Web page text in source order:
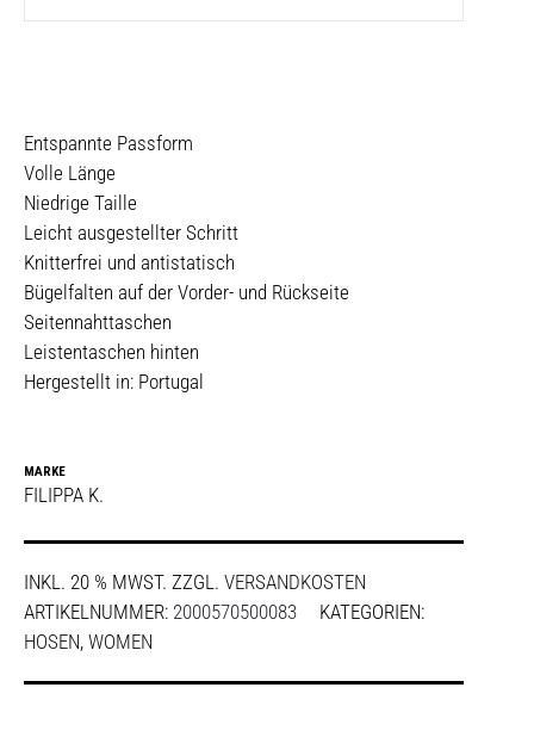
Entspannte Passform
Volle Länge
Niedrige Taille
Leicht ausgestellter Schritt
Knitterfrei und antistatisch
Bügelfalten auf der Vorder- und Rückseite
Seitennahttaschen
Leistentaschen hinten
Hergestellt in: Portugal
MARKE
FILIPPA K.
INKL. 20 % MWST. ZZGL. VERSANDKOSTEN
ARTIKELNUMMER: 2000570500083
KATEGORIEN:
HOSEN, WOMEN